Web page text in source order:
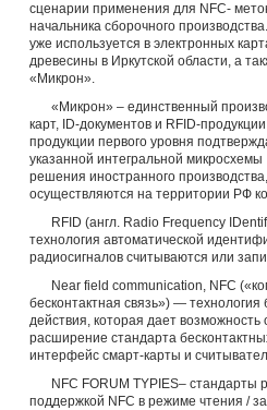
сценарии применения для NFC-
начальника сборочного
уже используется в электронных
древесины в Иркутской области, а
«Микрон».
«Микрон» – единственный
карт, ID-документов и RFID-
продукции первого уровня
указанной интегральной
решения иностранного
осуществляются на территории РФ
RFID (англ. Radio Frequency
технология автоматической
радиосигналов считываются или
Near field communication, NFC
бесконтактная связь») —
действия, которая дает
расширение стандарта
интерфейс смарт-карты и
NFC FORUM TYPIES– стандарты
поддержкой NFC в режиме чтения /